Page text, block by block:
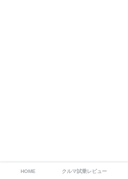
HOME クルマ試乗レビュー